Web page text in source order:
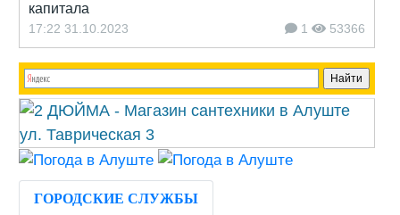
капитала
17:22 31.10.2023 1 53366
ГОРОДСКИЕ СЛУЖБЫ